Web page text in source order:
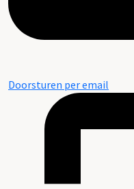
Doorsturen per email